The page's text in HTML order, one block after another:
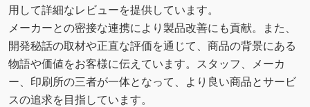
用して詳細なレビューを提供しています。
メーカーとの密接な連携により製品改善にも貢献。また、
開発秘話の取材や正直な評価を通じて、商品の背景にある
物語や価値をお客様に伝えています。スタッフ、メーカ
ー、印刷所の三者が一体となって、より良い商品とサービ
スの追求を目指しています。